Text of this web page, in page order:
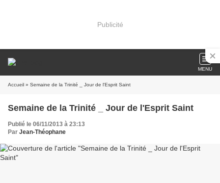
Publicité
MENU
Accueil » Semaine de la Trinité _ Jour de l'Esprit Saint
Semaine de la Trinité _ Jour de l'Esprit Saint
Publié le 06/11/2013 à 23:13
Par Jean-Théophane